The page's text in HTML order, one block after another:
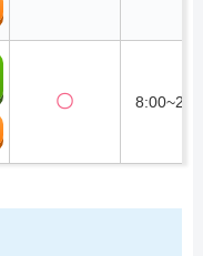
〇